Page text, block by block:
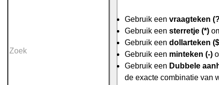
Gebruik een vraagteken
Gebruik een sterretje (*)
Gebruik een dollarteken
Gebruik een minteken (-)
Gebruik een Dubbele
de exacte combinatie van